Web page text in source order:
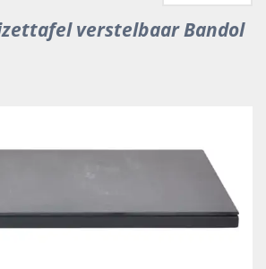
verstelbaar Bandol